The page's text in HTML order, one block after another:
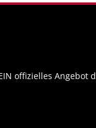
offizielles Angebot